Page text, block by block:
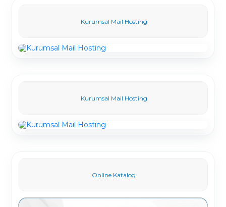
Kurumsal Mail Hosting
Kurumsal Mail Hosting
Online Katalog